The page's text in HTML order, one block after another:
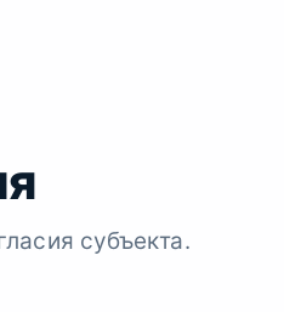
субъекта.